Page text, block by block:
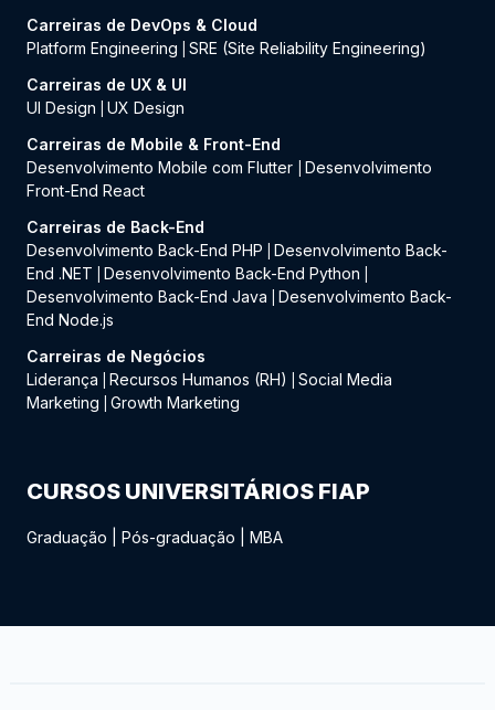
Carreiras de DevOps & Cloud
Platform Engineering
SRE (Site Reliability Engineering)
Carreiras de UX & UI
UI Design
UX Design
Carreiras de Mobile & Front-End
Desenvolvimento Mobile com Flutter
Desenvolvimento
Front-End React
Carreiras de Back-End
Desenvolvimento Back-End PHP
Desenvolvimento Back-
End .NET
Desenvolvimento Back-End Python
Desenvolvimento Back-End Java
Desenvolvimento Back-
End Node.js
Carreiras de Negócios
Liderança
Recursos Humanos (RH)
Social Media
Marketing
Growth Marketing
CURSOS UNIVERSITÁRIOS FIAP
Graduação Pós-graduação MBA